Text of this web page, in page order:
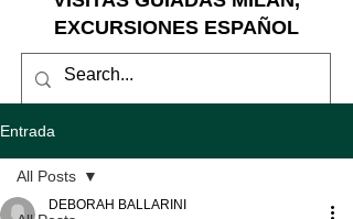
EXCURSIONES ESPAÑOL
Entrada
All Posts
DEBORAH BALLARINI